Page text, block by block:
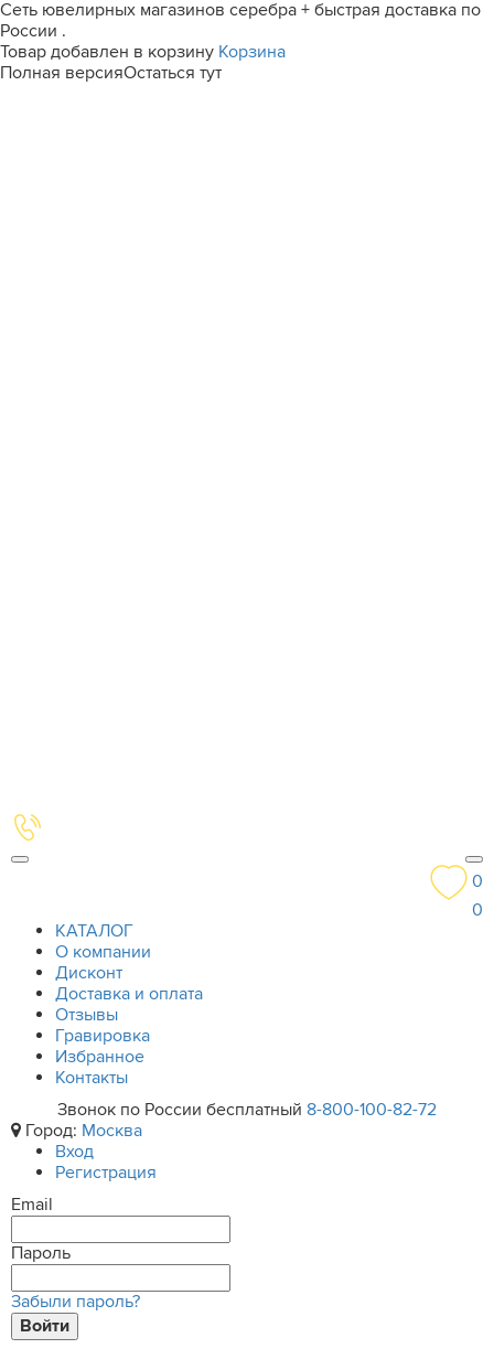
Сеть ювелирных магазинов серебра + быстрая доставка по
России .
Товар добавлен в корзину Корзина
Полная версияОстаться тут
0
0
КАТАЛОГ
О компании
Дисконт
Доставка и оплата
Отзывы
Гравировка
Избранное
Контакты
Звонок по России бесплатный 8-800-100-82-72
Город: Москва
Вход
Регистрация
Email
Пароль
Забыли пароль?
Войти